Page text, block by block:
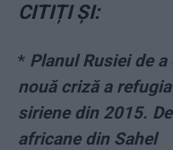
CITIȚI ȘI:
* Planul Rusiei de
nouă criză a
siriene din 2015.
africane din Sahel